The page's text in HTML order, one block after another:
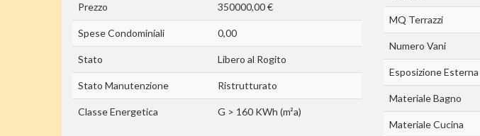
Prezzo 350000,00 €
Spese Condominiali 0,00
Stato Libero al Rogito
Stato Manutenzione Ristrutturato
Classe Energetica G > 160 KWh (m²a)
MQ Terrazzi
Numero Vani
Esposizione Esterna
Materiale Bagno
Materiale Cucina